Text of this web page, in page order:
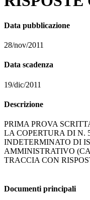
Data pubblicazione
28/nov/2011
Data scadenza
19/dic/2011
Descrizione
PRIMA PROVA
LA COPERTURA DI N.
INDETERMINATO DI
AMMINISTRATIVO
TRACCIA CON
Documenti principali